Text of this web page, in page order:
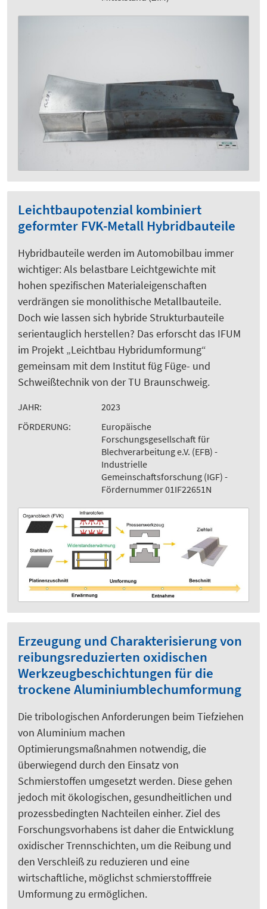
Leichtbaupotenzial kombiniert
geformter FVK-Metall Hybridbauteile
Hybridbauteile werden im Automobilbau immer
wichtiger: Als belastbare Leichtgewichte mit
hohen spezifischen Materialeigenschaften
verdrängen sie monolithische Metallbauteile.
Doch wie lassen sich hybride Strukturbauteile
serientauglich herstellen? Das erforscht das IFUM
im Projekt „Leichtbau Hybridumformung“
gemeinsam mit dem Institut füg Füge- und
Schweißtechnik von der TU Braunschweig.
JAHR:
2023
FÖRDERUNG:
Europäische
Forschungsgesellschaft für
Blechverarbeitung e.V. (EFB) -
Industrielle
Gemeinschaftsforschung (IGF) -
Fördernummer 01IF22651N
Erzeugung und Charakterisierung von
reibungsreduzierten oxidischen
Werkzeugbeschichtungen für die
trockene Aluminiumblechumformung
Die tribologischen Anforderungen beim Tiefziehen
von Aluminium machen
Optimierungsmaßnahmen notwendig, die
überwiegend durch den Einsatz von
Schmierstoffen umgesetzt werden. Diese gehen
jedoch mit ökologischen, gesundheitlichen und
prozessbedingten Nachteilen einher. Ziel des
Forschungsvorhabens ist daher die Entwicklung
oxidischer Trennschichten, um die Reibung und
den Verschleiß zu reduzieren und eine
wirtschaftliche, möglichst schmierstofffreie
Umformung zu ermöglichen.